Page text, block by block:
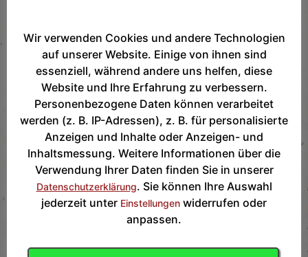
Mercedes-Benz Stadium
MetLife Stadium
NRG Stadium
SoFi Stadium
Wir verwenden Cookies und andere Technologien
auf unserer Website. Einige von ihnen sind
essenziell, während andere uns helfen, diese
Website und Ihre Erfahrung zu verbessern.
Personenbezogene Daten können verarbeitet
werden (z. B. IP-Adressen), z. B. für personalisierte
Anzeigen und Inhalte oder Anzeigen- und
Inhaltsmessung. Weitere Informationen über die
Verwendung Ihrer Daten finden Sie in unserer
Datenschutzerklärung. Sie können Ihre Auswahl
jederzeit unter Einstellungen widerrufen oder
anpassen.